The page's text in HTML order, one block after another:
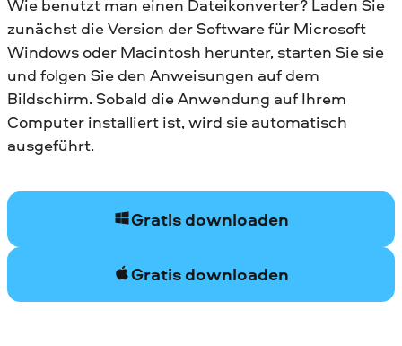
Wie benutzt man einen Dateikonverter? Laden Sie
zunächst die Version der Software für Microsoft
Windows oder Macintosh herunter, starten Sie sie
und folgen Sie den Anweisungen auf dem
Bildschirm. Sobald die Anwendung auf Ihrem
Computer installiert ist, wird sie automatisch
ausgeführt.
Gratis downloaden
Gratis downloaden